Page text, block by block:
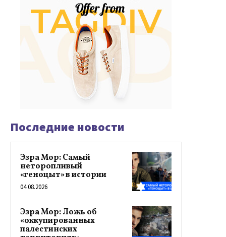
Последние новости
Эзра Мор: Самый
неторопливый
«геноцыт» в истории
04.08.2026
Эзра Мор: Ложь об
«оккупированных
палестинских